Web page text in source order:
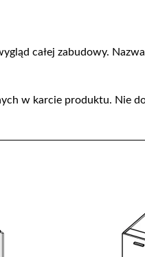
całej zabudowy.
w karcie produktu. Nie